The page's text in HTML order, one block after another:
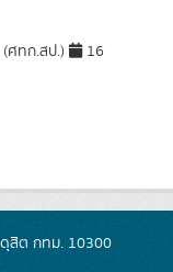
(ศทก.สป.)
16
ดุสิต กทม. 10300